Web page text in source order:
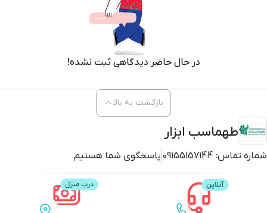
در حال حاضر دیدگاهی ثبت نشده!
طهماسب ابزار
شماره تماس: 09155157144 پاسخگوی شما هستیم
بازگشت به بالا